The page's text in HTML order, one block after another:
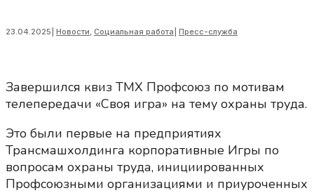
23.04.2025 Новости, Социальная работа Пресс-служба
Завершился квиз ТМХ Профсоюз по мотивам
телепередачи «Своя игра» на тему охраны труда.
Это были первые на предприятиях
Трансмашхолдинга корпоративные Игры по
вопросам охраны труда, инициированных
Профсоюзными организациями и приуроченных